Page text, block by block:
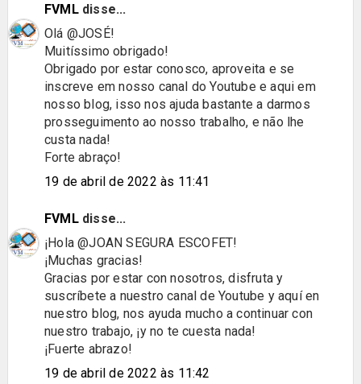
FVMLdisse...
Olá @JOSÉ!
Muitíssimo obrigado!
Obrigado por estar conosco, aproveita e se
inscreve em nosso canal do Youtube e aqui em
nosso blog, isso nos ajuda bastante a darmos
prosseguimento ao nosso trabalho, e não lhe
custa nada!
Forte abraço!
19 de abril de 2022 às 11:41
FVMLdisse...
¡Hola @JOAN SEGURA ESCOFET!
¡Muchas gracias!
Gracias por estar con nosotros, disfruta y
suscríbete a nuestro canal de Youtube y aquí en
nuestro blog, nos ayuda mucho a continuar con
nuestro trabajo, ¡y no te cuesta nada!
¡Fuerte abrazo!
19 de abril de 2022 às 11:42